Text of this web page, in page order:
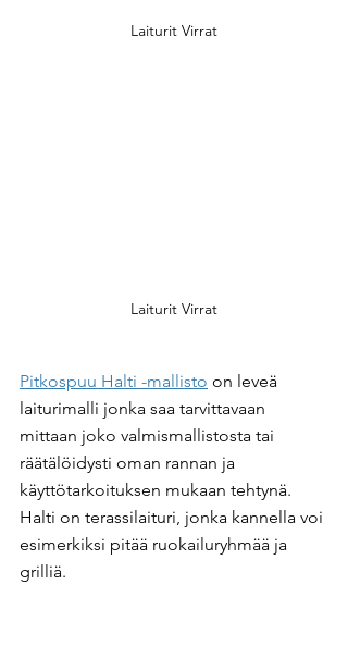
Laiturit Virrat
Laiturit Virrat
Pitkospuu Halti -mallisto on leveä
laiturimalli jonka saa tarvittavaan
mittaan joko valmismallistosta tai
räätälöidysti oman rannan ja
käyttötarkoituksen mukaan tehtynä.
Halti on terassilaituri, jonka kannella voi
esimerkiksi pitää ruokailuryhmää ja
grilliä.